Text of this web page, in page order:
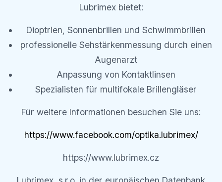
Lubrimex bietet:
Dioptrien, Sonnenbrillen und Schwimmbrillen
professionelle Sehstärkenmessung durch einen
Augenarzt
Anpassung von Kontaktlinsen
Spezialisten für multifokale Brillengläser
Für weitere Informationen besuchen Sie uns:
https://www.facebook.com/optika.lubrimex/
https://www.lubrimex.cz